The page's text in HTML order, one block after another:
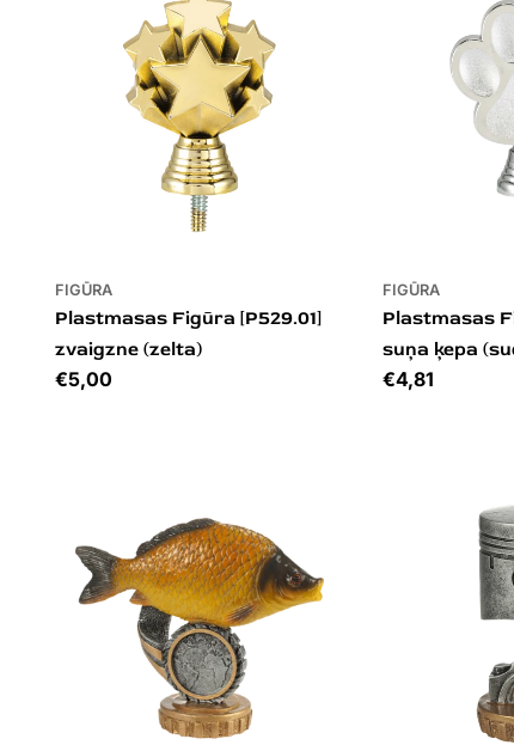
FIGŪRA
Plastmasas Figūra [P529.01]
zvaigzne (zelta)
Cena
€5,00
FIGŪRA
Plastmasas
suņa ķepa
Cena
€4,81